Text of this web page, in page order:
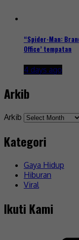
“Spider-Man:
Office’ tempatan
4 days ago
Arkib
Arkib
Kategori
Gaya Hidup
Hiburan
Viral
Ikuti Kami